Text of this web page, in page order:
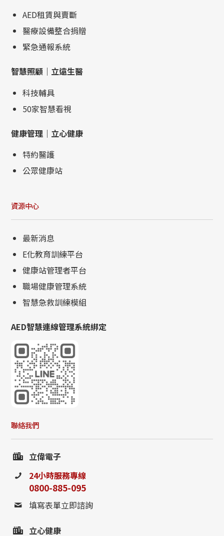
AED租賃與賣斷
醫療設備整合捐贈
緊急通報系統
智慧照顧｜立遠生醫
科技輔具
50家智慧看視
健康管理｜立心健康
特約醫護
公眾健康站
資源中心
最新消息
E化教育訓練平台
健康站管理者平台
職場健康管理系統
智慧急救訓練模組
AED智慧連線管理系統綁定
聯絡我們
立偉電子
24小時服務專線
0800-885-095
填寫表單立即諮詢
立心健康